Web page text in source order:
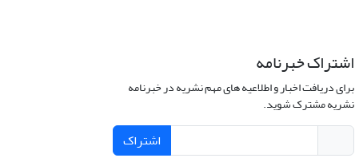
اشتراک خبرنامه
برای دریافت اخبار و اطلاعیه های مهم نشریه در خبرنامه
نشریه مشترک شوید.
اشتراک